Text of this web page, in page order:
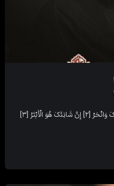
💠 إِنَّا أَعْطَیْنَاکَ الْکَوْثَرَ [۱] فَصَلِّ لِرَبِّکَ وَانْحَرْ [۲] إِنَّ شَانِئَکَ هُوَ الْأَبْتَرُ [۳]